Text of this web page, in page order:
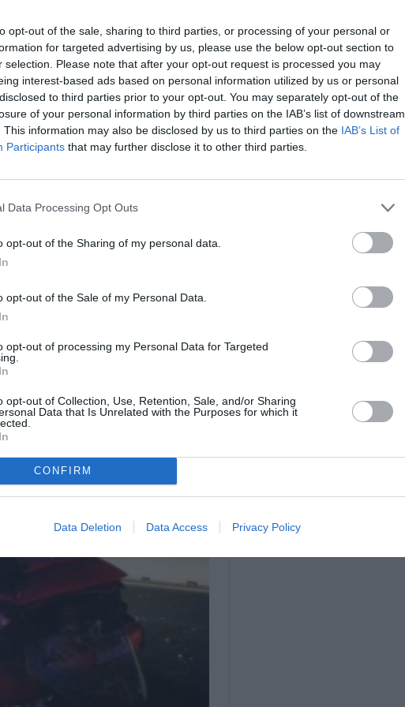
opt-out of the sale, sharing to third parties, or processing of your personal or
for targeted advertising by us, please use the below opt-out section to
selection. Please note that after your opt-out request is processed you may
interest-based ads based on personal information utilized by us or personal
to third parties prior to your opt-out. You may separately opt-out of the
of your personal information by third parties on the IAB’s list of downstream
This information may also be disclosed by us to third parties on the IAB’s List of
Participants that may further disclose it to other third parties.
Data Processing Opt Outs
opt-out of the Sharing of my personal data.
opt-out of the Sale of my Personal Data.
opt-out of processing my Personal Data for Targeted
opt-out of Collection, Use, Retention, Sale, and/or Sharing
Data that Is Unrelated with the Purposes for which it
CONFIRM
Data Deletion Data Access Privacy Policy
, de 72 de ani, fostul președinte al
un cetatean român în vârsta de 43
Grassi din Ostia. El a fost testat
de alcool a ieșit pozitiv, românului i-a
culpă.
accidentului, investighează grupul
a fost închis până la ora 7 dimineața în
său Esterino Montino, primarul
din Ostia în anii 80 și
pentru angajamentul său și pasiunea
al autonomiei Ostiei de Roma, „a
urmă pentru a vorbi cu mine despre
citat de presa locală.